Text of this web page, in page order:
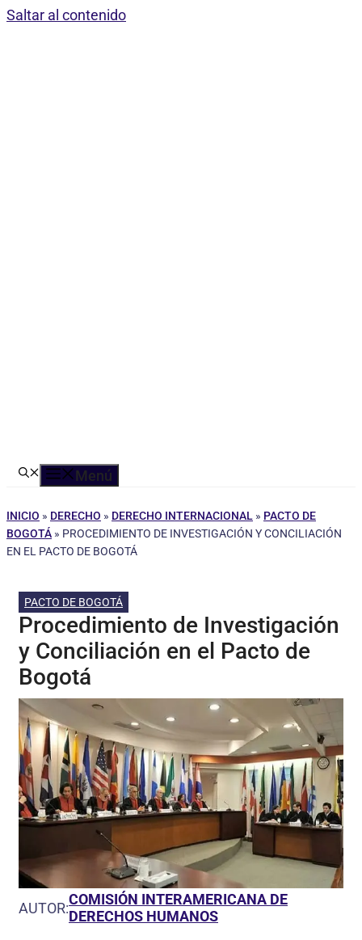
Saltar al contenido
Menú
INICIO » DERECHO » DERECHO INTERNACIONAL » PACTO DE
BOGOTÁ » PROCEDIMIENTO DE INVESTIGACIÓN Y CONCILIACIÓN
EN EL PACTO DE BOGOTÁ
PACTO DE BOGOTÁ
Procedimiento de Investigación
y Conciliación en el Pacto de
Bogotá
AUTOR:COMISIÓN INTERAMERICANA DE
DERECHOS HUMANOS